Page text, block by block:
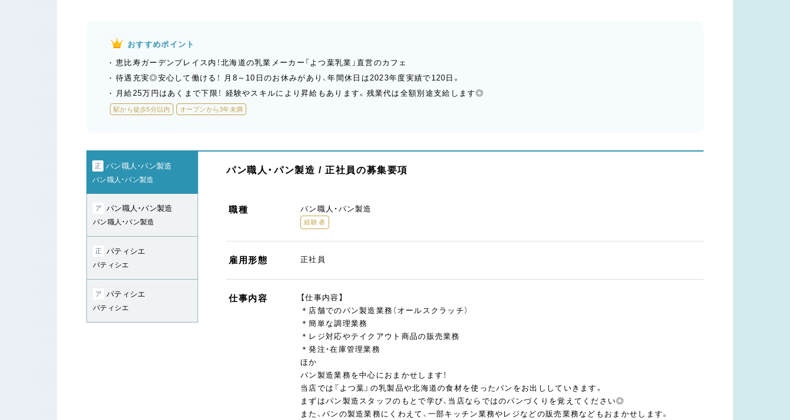
おすすめポイント
恵比寿ガーデンプレイス内！北海道の乳業メーカー「よつ葉乳業」直営のカフェ
待遇充実◎安心して働ける！ 月8～10日のお休みがあり、年間休日は2023年度実績で120日。
月給25万円はあくまで下限！ 経験やスキルにより昇給もあります。残業代は全額別途支給します◎
駅から徒歩5分以内 オープンから3年未満
正 パン職人・パン製造
パン職人・パン製造
ア パン職人・パン製造
パン職人・パン製造
正 パティシエ
パティシエ
ア パティシエ
パティシエ
パン職人・パン製造 / 正社員の募集要項
職種 パン職人・パン製造
経験者
雇用形態 正社員
仕事内容
【仕事内容】
＊店舗でのパン製造業務（オールスクラッチ）
＊簡単な調理業務
＊レジ対応やテイクアウト商品の販売業務
＊発注・在庫管理業務
ほか
パン製造業務を中心におまかせします！
当店では『よつ葉』の乳製品や北海道の食材を使ったパンをお出ししていきます。
まずはパン製造スタッフのもとで学び、当店ならではのパンづくりを覚えてください◎
また、パンの製造業務にくわえて、一部キッチン業務やレジなどの販売業務などもおまかせします。